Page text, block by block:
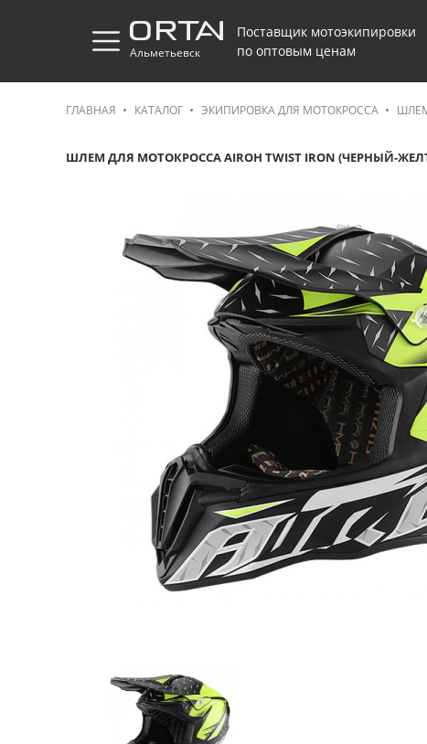
Альметьевск
Поставщик мотоэкипировки
по оптовым ценам
ГЛАВНАЯ КАТАЛОГ ЭКИПИРОВКА ДЛЯ МОТОКРОССА
ШЛЕМ ДЛЯ МОТОКРОССА AIROH TWIST IRON (ЧЕРНЫЙ-